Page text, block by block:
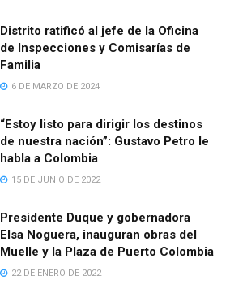
Distrito ratificó al jefe de la Oficina
de Inspecciones y Comisarías de
Familia
6 DE MARZO DE 2024
“Estoy listo para dirigir los destinos
de nuestra nación”: Gustavo Petro le
habla a Colombia
15 DE JUNIO DE 2022
Presidente Duque y gobernadora
Elsa Noguera, inauguran obras del
Muelle y la Plaza de Puerto Colombia
22 DE ENERO DE 2022